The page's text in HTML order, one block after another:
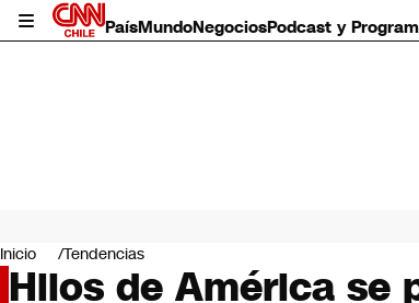
PaísMundoNegociosPodcast y
Mundo
Negocios
Deportes
Inicio Tendencias
Hilos de América se